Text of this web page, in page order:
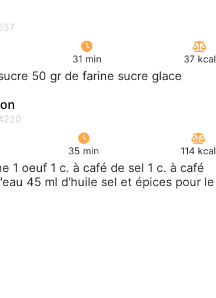
31 min 37 kcal
50 gr de farine sucre glace
35 min 114 kcal
1 oeuf 1 c. à café de sel 1 c. à café
45 ml d'huile sel et épices pour le